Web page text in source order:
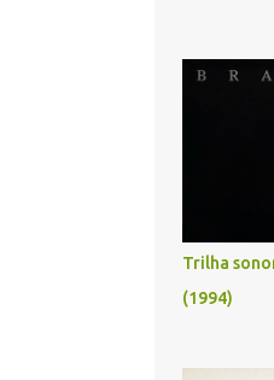
Trilha
(1994)